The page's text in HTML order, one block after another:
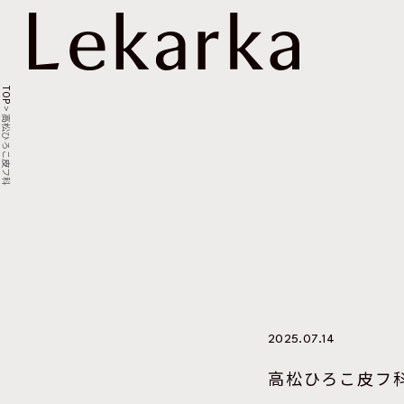
TOP
>
高松ひろこ皮フ科
2025.07.14
高松ひろこ皮フ